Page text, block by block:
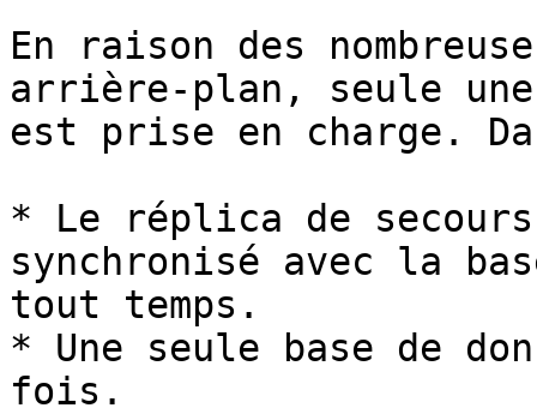
En raison des
arrière-plan, seule
est prise en charge.
* Le réplica de
synchronisé avec la
tout temps.
* Une seule base de
fois.